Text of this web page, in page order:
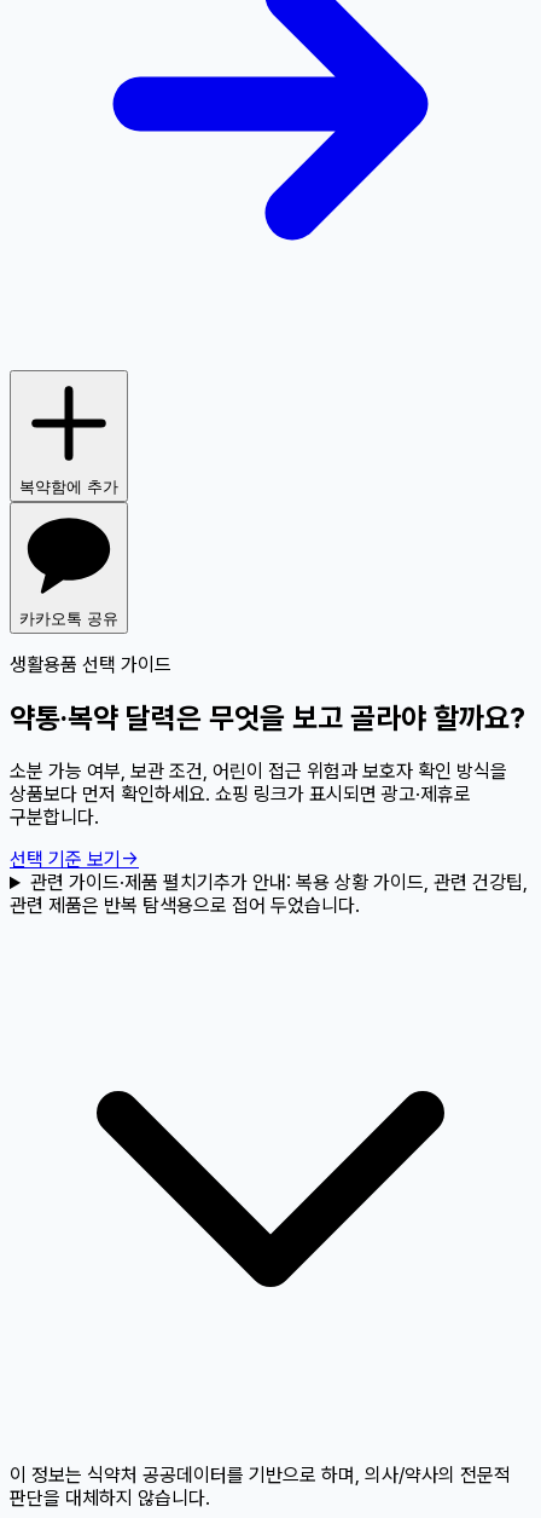
복약함에 추가
카카오톡 공유
생활용품 선택 가이드
약통·복약 달력은 무엇을 보고 골라야 할까요?
소분 가능 여부, 보관 조건, 어린이 접근 위험과 보호자 확인 방식을
상품보다 먼저 확인하세요. 쇼핑 링크가 표시되면 광고·제휴로
구분합니다.
선택 기준 보기 →
관련 가이드·제품 펼치기추가 안내: 복용 상황 가이드, 관련 건강팁,
관련 제품은 반복 탐색용으로 접어 두었습니다.
이 정보는 식약처 공공데이터를 기반으로 하며, 의사/약사의 전문적
판단을 대체하지 않습니다.